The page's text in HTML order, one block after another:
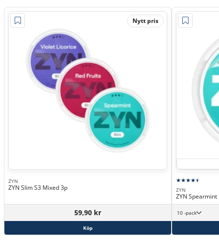
Nytt pris
ZYN
ZYN Slim S3 Mixed 3p
59,90 kr
Köp
ZYN
ZYN
10 -pack